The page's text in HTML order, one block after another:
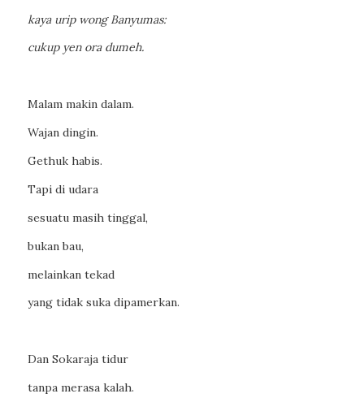
kaya urip wong Banyumas:
cukup yen ora dumeh.
Malam makin dalam.
Wajan dingin.
Gethuk habis.
Tapi di udara
sesuatu masih tinggal,
bukan bau,
melainkan tekad
yang tidak suka dipamerkan.
Dan Sokaraja tidur
tanpa merasa kalah.